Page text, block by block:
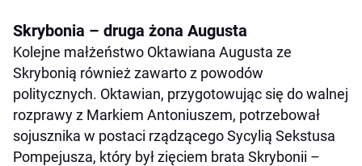
Skrybonia – druga żona Augusta
Kolejne małżeństwo Oktawiana Augusta ze
Skrybonią również zawarto z powodów
politycznych. Oktawian, przygotowując się do walnej
rozprawy z Markiem Antoniuszem, potrzebował
sojusznika w postaci rządzącego Sycylią Sekstusa
Pompejusza, który był zięciem brata Skrybonii –